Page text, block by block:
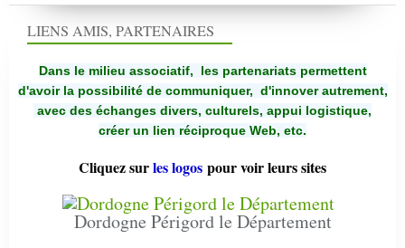
LIENS AMIS, PARTENAIRES
Dans le milieu associatif, les partenariats permettent
d'avoir la possibilité de communiquer, d'innover autrement,
avec des échanges divers, culturels, appui logistique,
créer un lien réciproque Web, etc.
Cliquez surles logos pour voir leurs sites
Dordogne Périgord le Département